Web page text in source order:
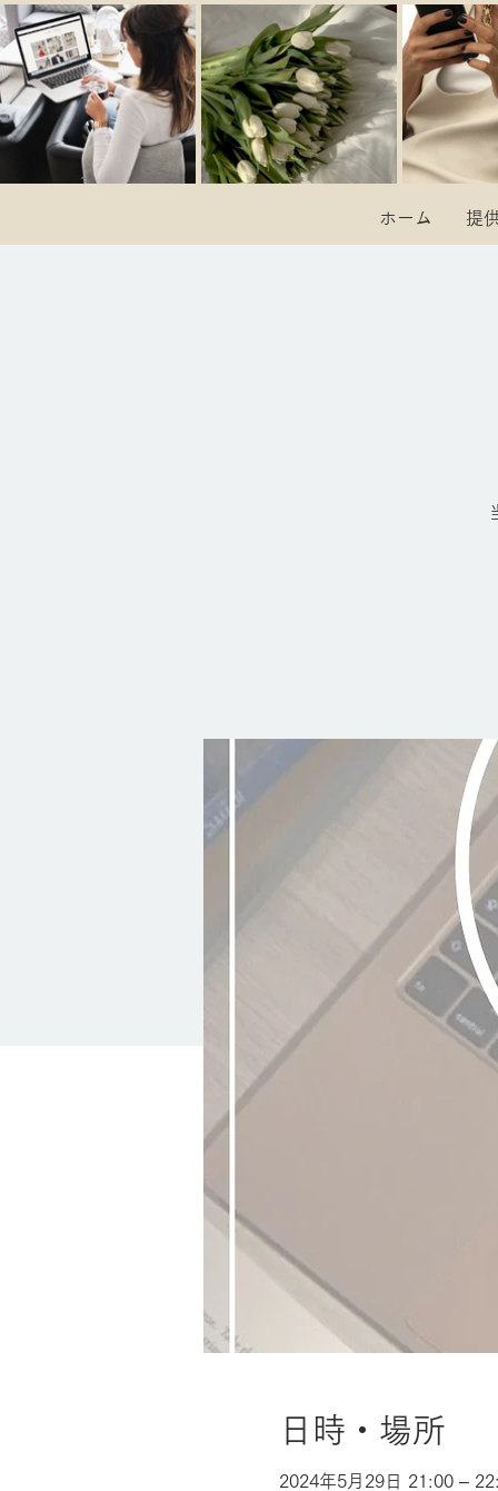
ホーム 提
日時・場所
2024年5月29日 21:00 –